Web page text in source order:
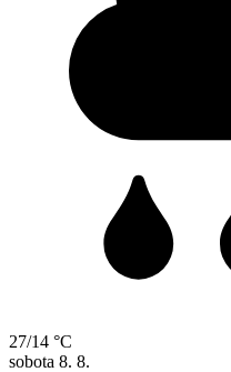
27/14 °C
sobota 8. 8.